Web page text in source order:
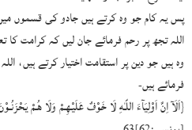
پس یہ کام جو وہ کرتے ہیں جادو کی قسموں
اللہ تجھ پر رحم فرمائے جان لیں کہ کرامت کا
وہ ہیں جو دین پر استقامت اختیار کرتے ہیں،
فرمائے ہیں-
{اَلَآ اِنَّ اَوْلِيَآءَ اللّـٰهِ لَا خَوْفٌ عَلَيْـهِـمْ وَلَا هُـمْ